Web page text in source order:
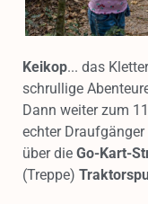
Keikop... das
schrullige
Dann weiter zum
echter
über die Go-Kart-
(Treppe)